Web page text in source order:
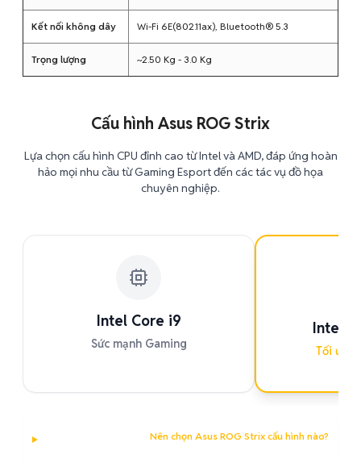
Kết nối không dây Wi-Fi 6E(802.11ax), Bluetooth® 5.3
Trọng lượng ~2.50 Kg - 3.0 Kg
Cấu hình Asus ROG Strix
Lựa chọn cấu hình CPU đỉnh cao từ Intel và AMD, đáp ứng hoàn
hảo mọi nhu cầu từ Gaming Esport đến các tác vụ đồ họa
chuyên nghiệp.
Intel Core i9
Sức mạnh Gaming
Intel
Tối ưu
Nên chọn Asus ROG Strix cấu hình nào?